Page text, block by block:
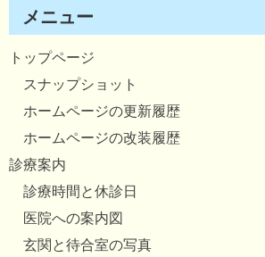
メニュー
トップページ
スナップショット
ホームページの更新履歴
ホームページの改装履歴
診療案内
診療時間と休診日
医院への案内図
玄関と待合室の写真